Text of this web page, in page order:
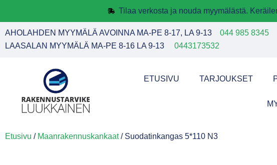
Tilaa verkosta ja nouda myymälästä.
AHOLAHDEN MYYMÄLÄ AVOINNA MA-PE 8-17, LA 9-13 044 985 8345
LAASALAN MYYMÄLÄ MA-PE 8-16 LA 9-13
0443173532
ETUSIVU TARJOUKSET
Etusivu / Maanrakennuskankaat/ Suodatinkangas 5*110 N3